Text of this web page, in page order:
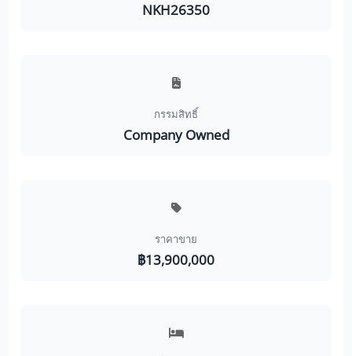
NKH26350
กรรมสิทธิ์
Company Owned
ราคาขาย
฿13,900,000